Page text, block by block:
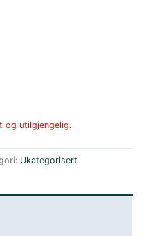
og utilgjengelig.
Ukategorisert